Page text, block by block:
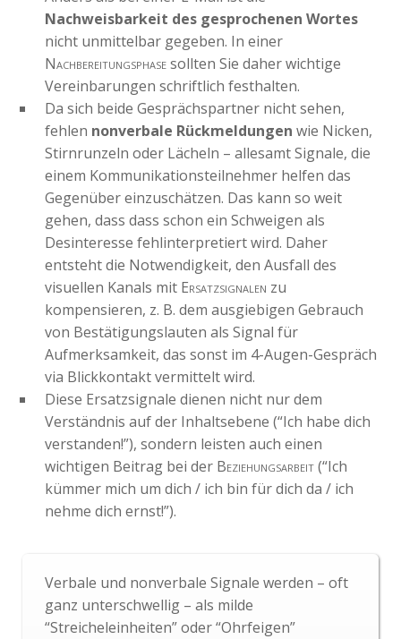
Nachweisbarkeit des gesprochenen Wortes
nicht unmittelbar gegeben. In einer
Nachbereitungsphasesollten Sie daher wichtige
Vereinbarungen schriftlich festhalten.
Da sich beide Gesprächspartner nicht sehen,
fehlen nonverbale Rückmeldungen wie Nicken,
Stirnrunzeln oder Lächeln – allesamt Signale, die
einem Kommunikationsteilnehmer helfen das
Gegenüber einzuschätzen. Das kann so weit
gehen, dass dass schon ein Schweigen als
Desinteresse fehlinterpretiert wird. Daher
entsteht die Notwendigkeit, den Ausfall des
visuellen Kanals mit Ersatzsignalen zu
kompensieren, z. B. dem ausgiebigen Gebrauch
von Bestätigungslauten als Signal für
Aufmerksamkeit, das sonst im 4-Augen-Gespräch
via Blickkontakt vermittelt wird.
Diese Ersatzsignale dienen nicht nur dem
Verständnis auf der Inhaltsebene (“Ich habe dich
verstanden!”), sondern leisten auch einen
wichtigen Beitrag bei der Beziehungsarbeit(“Ich
kümmer mich um dich / ich bin für dich da / ich
nehme dich ernst!”).
Verbale und nonverbale Signale werden – oft
ganz unterschwellig – als milde
“Streicheleinheiten” oder “Ohrfeigen”